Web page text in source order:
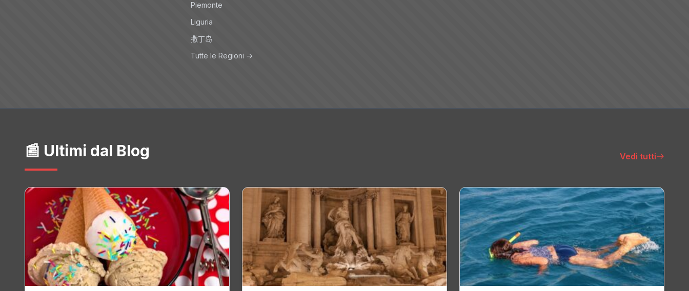
Piemonte
Liguria
撒丁岛
Tutte le Regioni →
📰 Ultimi dal Blog Vedi tutti